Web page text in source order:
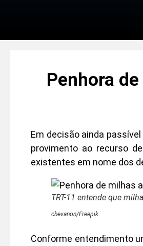
Penhora
Em decisão ainda
provimento ao recurso
existentes em nome dos
TRT-11 entende que
chevanon/Freepik
Conforme entendimento